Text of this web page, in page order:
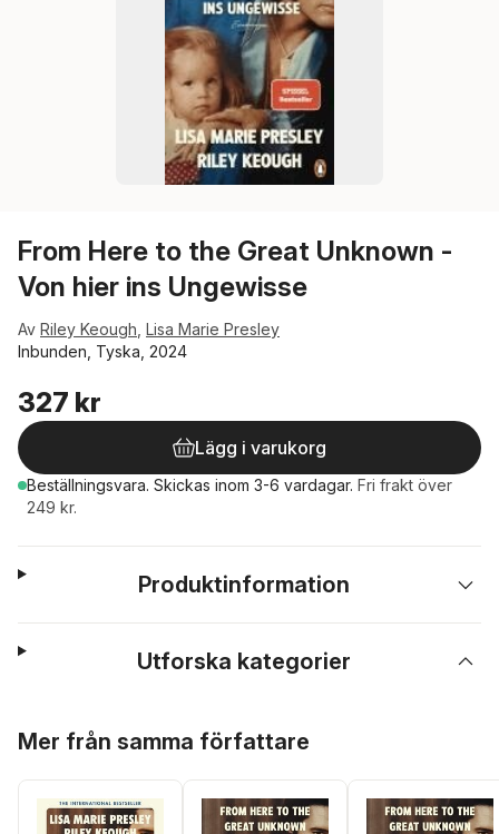
From Here to the Great Unknown -
Von hier ins Ungewisse
Av Riley Keough Lisa Marie Presley
Inbunden, Tyska, 2024
327 kr
Lägg i varukorg
Beställningsvara. Skickas inom 3-6 vardagar. Fri frakt över
249 kr.
Produktinformation
Utforska kategorier
Mer från samma författare